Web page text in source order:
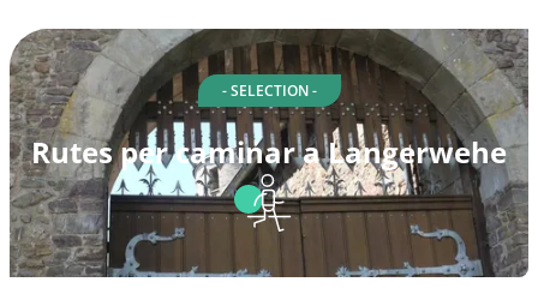
- SELECTION -
Rutes per caminar a Langerwehe